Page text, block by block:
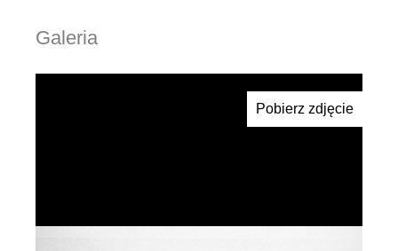
Galeria
Pobierz zdjęcie